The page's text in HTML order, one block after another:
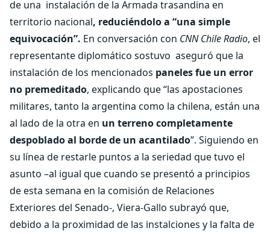
de una instalación de la Armada trasandina en
territorio nacional, reduciéndolo a “una simple
equivocación”. En conversación con CNN Chile Radio, el
representante diplomático sostuvo aseguró que la
instalación de los mencionados paneles fue un error
no premeditado, explicando que “las apostaciones
militares, tanto la argentina como la chilena, están una
al lado de la otra en un terreno completamente
despoblado al borde de un acantilado”. Siguiendo en
su línea de restarle puntos a la seriedad que tuvo el
asunto –al igual que cuando se presentó a principios
de esta semana en la comisión de Relaciones
Exteriores del Senado-, Viera-Gallo subrayó que,
debido a la proximidad de las instalciones y la falta de